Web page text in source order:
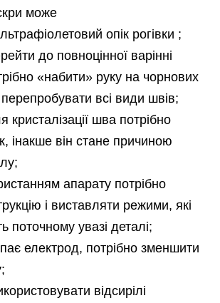
може
опік рогівки ;
до повноцінної варінні
«набити» руку на чорнових
перепробувати всі види швів;
кристалізації шва потрібно
інакше він стане причиною
апарату потрібно
і виставляти режими, які
поточному увазі деталі;
електрод, потрібно зменшити
відсирілі